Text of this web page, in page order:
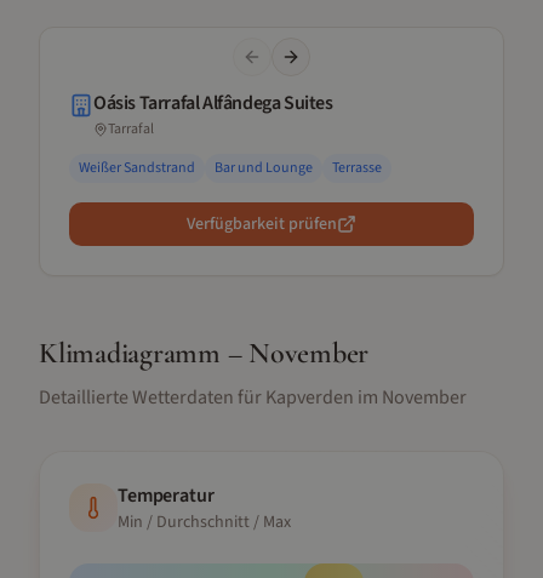
Previous slide
Next slide
Oásis Tarrafal Alfândega Suites
Tarrafal
Weißer Sandstrand
Bar und Lounge Terrasse
Verfügbarkeit prüfen
Klimadiagramm – November
Detaillierte Wetterdaten fürKapverden im November
Temperatur
Min / Durchschnitt / Max